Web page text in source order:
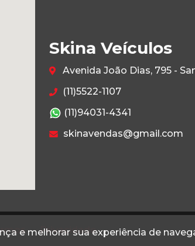
e melhorar sua experiência de
Skina Veículos
Avenida João Dias, 795 -
(11)5522-1107
(11)94031-4341
skinavendas@gmail.com
Privacidade